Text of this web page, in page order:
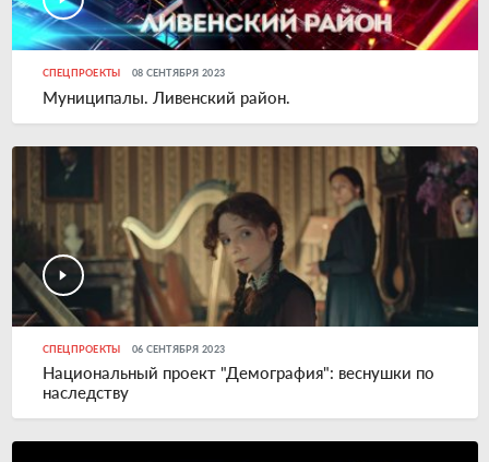
СПЕЦПРОЕКТЫ 08 СЕНТЯБРЯ 2023
Муниципалы. Ливенский район.
СПЕЦПРОЕКТЫ 06 СЕНТЯБРЯ 2023
Национальный проект "Демография": веснушки по
наследству